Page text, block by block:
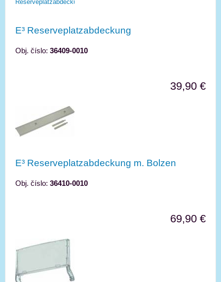
E³ Reserveplatzabdeckung
Obj. číslo: 36409-0010
39,90 €
E³ Reserveplatzabdeckung m. Bolzen
Obj. číslo: 36410-0010
69,90 €